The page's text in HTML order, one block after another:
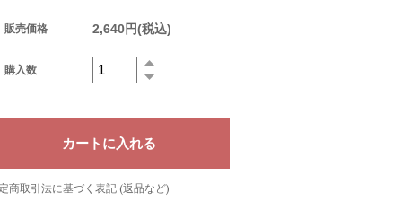
販売価格 2,640円(税込)
購入数
商取引法に基づく表記 (返品など)